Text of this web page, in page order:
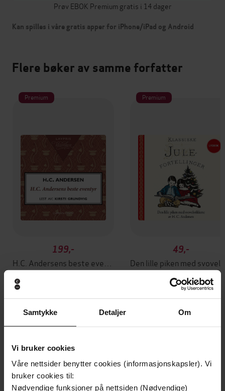
Samtykke Detaljer Om
Vi bruker cookies
Våre nettsider benytter cookies (informasjonskapsler). Vi
bruker cookies til:
Nødvendige funksjoner på nettsiden (Nødvendige)
Prøv EBOK Premium gratis i 14 dager
Kan spilles i våre gratis apper for iPhone/iPad og Android
Flere bøker av samme forfatter
Premium
199,-
Premium
49,-
LYDBOK
Premium